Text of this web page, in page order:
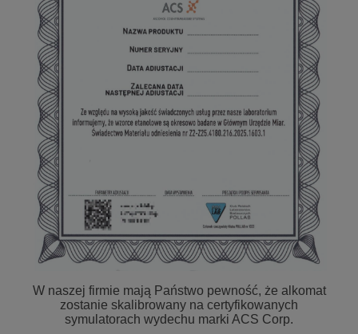
W naszej firmie mają Państwo pewność, że alkomat
zostanie skalibrowany na certyfikowanych
symulatorach wydechu marki ACS Corp.